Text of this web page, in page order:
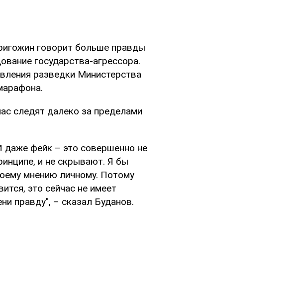
говорит больше правды
государства-агрессора.
разведки Министерства
следят далеко за пределами
даже фейк – это совершенно не
и не скрывают. Я бы
мнению личному. Потому
это сейчас не имеет
правду", – сказал Буданов.